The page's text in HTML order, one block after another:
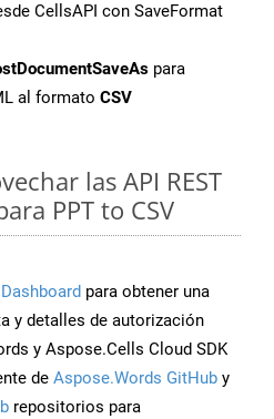
CellsAPI con SaveFormat
para
al formato CSV
las API REST
PPT to CSV
Dashboard para obtener una
y detalles de autorización
y Aspose.Cells Cloud SDK
de Aspose.Words GitHub y
repositorios para